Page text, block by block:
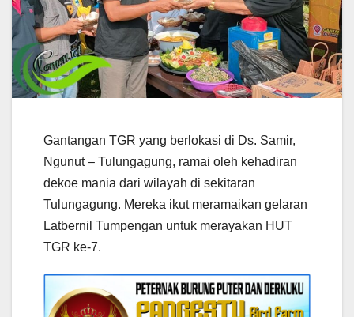
Gantangan TGR yang berlokasi di Ds. Samir,
Ngunut – Tulungagung, ramai oleh kehadiran
dekoe mania dari wilayah di sekitaran
Tulungagung. Mereka ikut meramaikan gelaran
Latbernil Tumpengan untuk merayakan HUT
TGR ke-7.